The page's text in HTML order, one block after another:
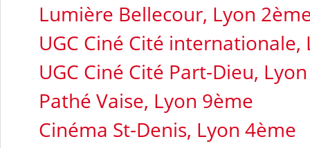
Lumière Bellecour, Lyon
UGC Ciné Cité internationale,
UGC Ciné Cité Part-Dieu,
Pathé Vaise, Lyon 9ème
Cinéma St-Denis, Lyon 4ème